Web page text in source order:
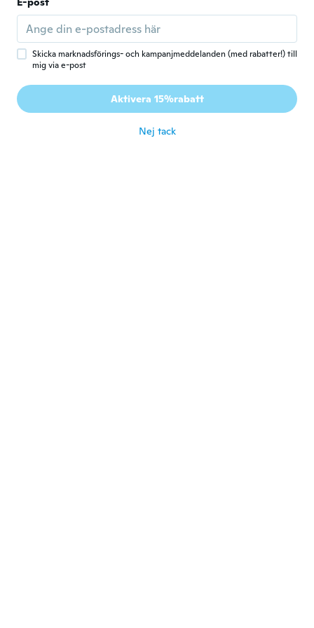
B Gick med 2017 · 50 recensioner · 5 uppladdningar
It's was perfect for my. Wedding
Rolandné
Gick med 2019 · 17 recensioner ·
Skicka marknadsförings- och kampanjmeddelanden (med rabatter!) till
mig via e-post
Aktivera 15%rabatt
Nej tack